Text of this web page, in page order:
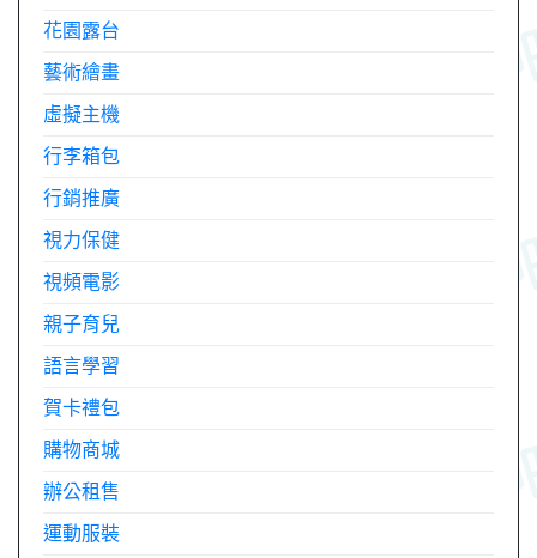
花園露台
藝術繪畫
虛擬主機
行李箱包
行銷推廣
視力保健
視頻電影
親子育兒
語言學習
賀卡禮包
購物商城
辦公租售
運動服裝